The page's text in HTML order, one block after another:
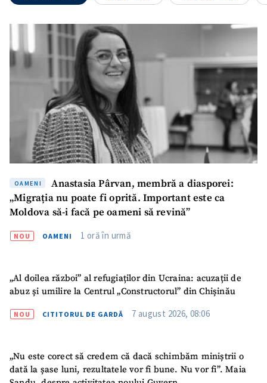
SUSȚINE
OAMENI
Anastasia Pârvan, membră a diasporei:
„Migrația nu poate fi oprită. Important este ca
Moldova să-i facă pe oameni să revină”
NOU OAMENI 1 oră în urmă
„Al doilea război” al refugiaților din Ucraina: acuzații de
abuz și umilire la Centrul „Constructorul” din Chișinău
NOU CITITORUL DE GARDĂ 7 august 2026, 08:06
„Nu este corect să credem că dacă schimbăm miniștrii o
dată la șase luni, rezultatele vor fi bune. Nu vor fi”. Maia